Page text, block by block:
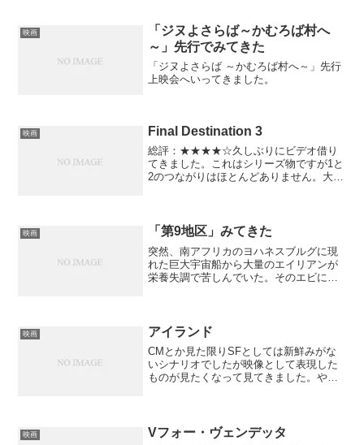
ちょっとがっかりしましたけどね・・・
とにかく館内でみんな大...
映画
「ジヌよさらば～かむろば村へ
～」先行でみてきた
「ジヌよさらば ～かむろば村へ～」先行
上映会へいってきました。
映画 Final Destination 3
総評：★★★★☆久しぶりにビデオ借り
てきました。これはシリーズ物ですが1と
2のつながりはほとんどありません。大筋
です。その「不審な死...
映画 「第9地区」みてきた
突然、南アフリカのヨハネスブルグに現
れた巨大宇宙船から大量のエイリアンが
栄養失調で苦しんでいた。そのエビに似
がやるなあと期待してい...
映画 アイランド
CMとか見た限りSFとしては新鮮みがな
いシナリオでしたが映像として表現した
ものが見たくなって見てきました。やは
うかもしれません。そこ...
映画 Vフォー・ヴェンデッタ